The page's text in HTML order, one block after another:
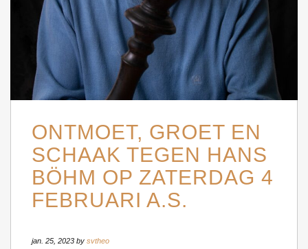
ONTMOET, GROET EN
SCHAAK TEGEN HANS
BÖHM OP ZATERDAG 4
FEBRUARI A.S.
jan. 25, 2023 by svtheo